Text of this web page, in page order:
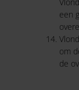
een
om
de